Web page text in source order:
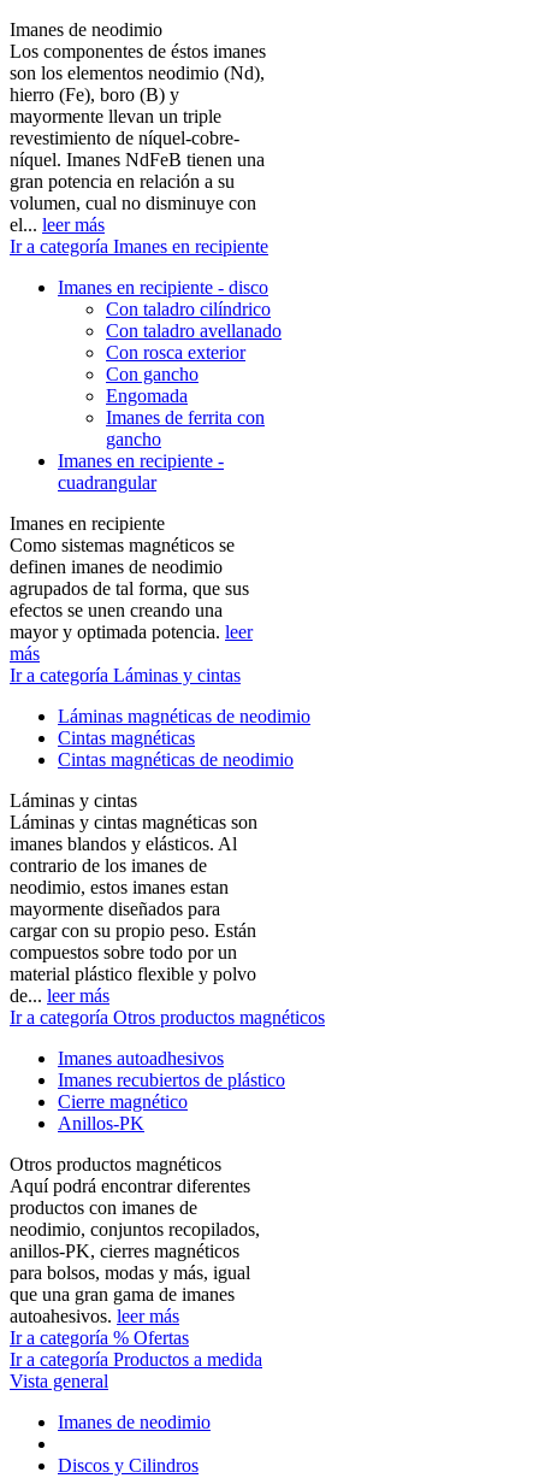
Imanes de neodimio
Los componentes de éstos imanes
son los elementos neodimio (Nd),
hierro (Fe), boro (B) y
mayormente llevan un triple
revestimiento de níquel-cobre-
níquel. Imanes NdFeB tienen una
gran potencia en relación a su
volumen, cual no disminuye con
el... leer más
Ir a categoría Imanes en recipiente
Imanes en recipiente - disco
Con taladro cilíndrico
Con taladro avellanado
Con rosca exterior
Con gancho
Engomada
Imanes de ferrita con
gancho
Imanes en recipiente -
cuadrangular
Imanes en recipiente
Como sistemas magnéticos se
definen imanes de neodimio
agrupados de tal forma, que sus
efectos se unen creando una
mayor y optimada potencia. leer
más
Ir a categoría Láminas y cintas
Láminas magnéticas de neodimio
Cintas magnéticas
Cintas magnéticas de neodimio
Láminas y cintas
Láminas y cintas magnéticas son
imanes blandos y elásticos. Al
contrario de los imanes de
neodimio, estos imanes estan
mayormente diseñados para
cargar con su propio peso. Están
compuestos sobre todo por un
material plástico flexible y polvo
de... leer más
Ir a categoría Otros productos magnéticos
Imanes autoadhesivos
Imanes recubiertos de plástico
Cierre magnético
Anillos-PK
Otros productos magnéticos
Aquí podrá encontrar diferentes
productos con imanes de
neodimio, conjuntos recopilados,
anillos-PK, cierres magnéticos
para bolsos, modas y más, igual
que una gran gama de imanes
autoahesivos. leer más
Ir a categoría % Ofertas
Ir a categoría Productos a medida
Vista general
Imanes de neodimio
Discos y Cilindros